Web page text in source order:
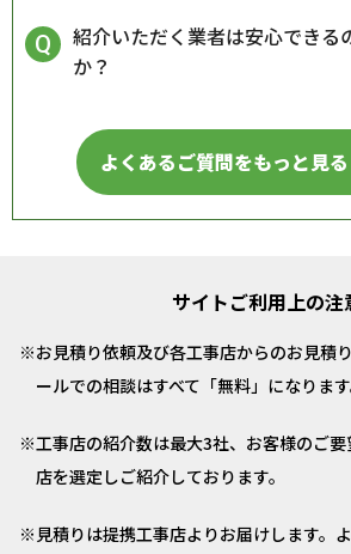
紹介いただく業者は安心できる
か？
よくあるご質問をもっと見る
サイトご利用上の注
お見積り依頼及び各工事店からのお見積
ールでの相談はすべて「無料」になります
工事店の紹介数は最大3社、お客様のご
店を選定しご紹介しております。
見積りは提携工事店よりお届けします。